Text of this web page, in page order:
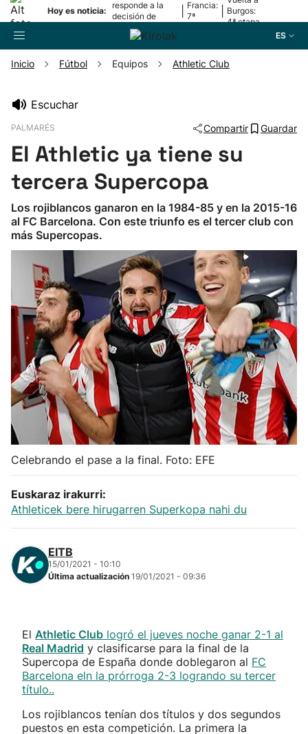
Hoy es noticia:
responde a la
decisión de
Oriamendi
Francia:
7ª
Burgos:
4ª etapa
ES
Pelota
Remo
Baloncesto
Ciclismo
Herri-kirolak
Balonmano
Kirolak 360
Atletismo
Más deportes
"Helmuga"
Inicio Fútbol Equipos Athletic Club
Escuchar
PALMARÉS Compartir Guardar
El Athletic ya tiene su
tercera Supercopa
Los rojiblancos ganaron en la 1984-85 y en la 2015-16
al FC Barcelona. Con este triunfo es el tercer club con
más Supercopas.
Celebrando el pase a la final. Foto: EFE
Euskaraz irakurri:
Athleticek bere hirugarren Superkopa nahi du
EITB
15/01/2021 - 10:10
Última actualización 19/01/2021 - 09:36
El Athletic Club logró el jueves noche ganar 2-1 al
Real Madrid y clasificarse para la final de la
Supercopa de España donde doblegaron al FC
Barcelona eln la prórroga 2-3 logrando su tercer
título..
Los rojiblancos tenían dos títulos y dos segundos
puestos en esta competición. La primera la